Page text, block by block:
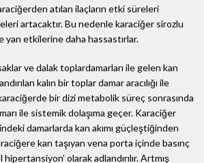
atılan ilaçların etki süreleri
artacaktır. Bu nedenle karaciğer sirozlu
yan etkilerine daha hassastırlar.
ve dalak toplardamarları ile gelen kan
kalın bir toplar damar aracılığı ile
bir dizi metabolik süreç sonrasında
ile sistemik dolaşıma geçer. Karaciğer
damarlarda kan akımı güçleştiğinden
kan taşıyan vena porta içinde basınç
olarak adlandırılır. Artmış